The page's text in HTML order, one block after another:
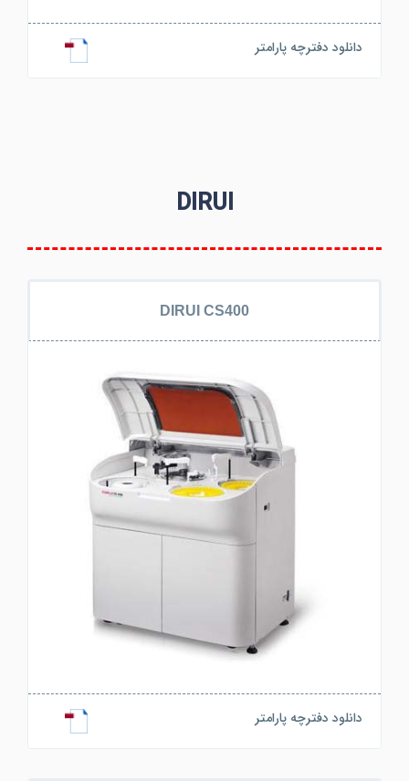
دانلود دفترچه پارامتر
DIRUI
DIRUI CS400
دانلود دفترچه پارامتر